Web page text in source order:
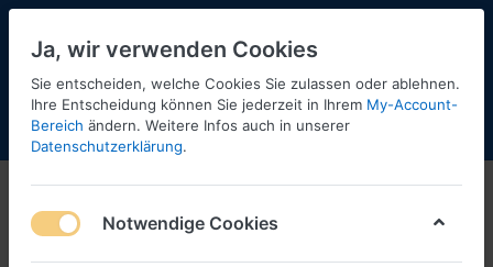
Menü Anmelden Shopaktualisierung
Ja, wir verwenden Cookies
Sie entscheiden, welche Cookies Sie zulassen oder ablehnen.
Ihre Entscheidung können Sie jederzeit in Ihrem My-Account-
Bereich ändern. Weitere Infos auch in unserer
Datenschutzerklärung.
Notwendige Cookies